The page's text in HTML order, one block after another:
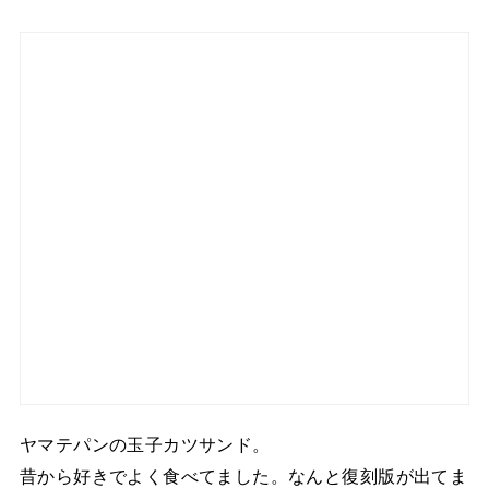
ヤマテパンの玉子カツサンド。
昔から好きでよく食べてました。なんと復刻版が出てま